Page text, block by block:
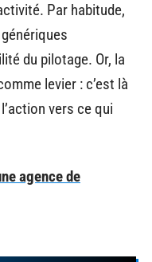
Par habitude,
du pilotage. Or, la
levier : c’est là
vers ce qui
agence de